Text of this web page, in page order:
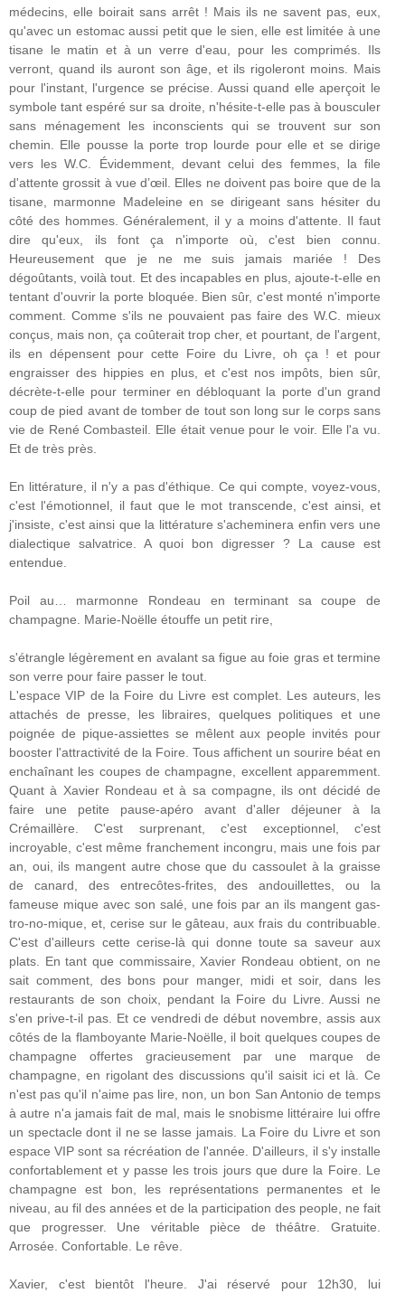
médecins, elle boirait sans arrêt ! Mais ils ne savent pas, eux,
qu'avec un estomac aussi petit que le sien, elle est limitée à une
tisane le matin et à un verre d'eau, pour les comprimés. Ils
verront, quand ils auront son âge, et ils rigoleront moins. Mais
pour l'instant, l'urgence se précise. Aussi quand elle aperçoit le
symbole tant espéré sur sa droite, n'hésite-t-elle pas à bousculer
sans ménagement les inconscients qui se trouvent sur son
chemin. Elle pousse la porte trop lourde pour elle et se dirige
vers les W.C. Évidemment, devant celui des femmes, la file
d'attente grossit à vue d’œil. Elles ne doivent pas boire que de la
tisane, marmonne Madeleine en se dirigeant sans hésiter du
côté des hommes. Généralement, il y a moins d'attente. Il faut
dire qu'eux, ils font ça n'importe où, c'est bien connu.
Heureusement que je ne me suis jamais mariée ! Des
dégoûtants, voilà tout. Et des incapables en plus, ajoute-t-elle en
tentant d'ouvrir la porte bloquée. Bien sûr, c'est monté n'importe
comment. Comme s'ils ne pouvaient pas faire des W.C. mieux
conçus, mais non, ça coûterait trop cher, et pourtant, de l'argent,
ils en dépensent pour cette Foire du Livre, oh ça ! et pour
engraisser des hippies en plus, et c'est nos impôts, bien sûr,
décrète-t-elle pour terminer en débloquant la porte d'un grand
coup de pied avant de tomber de tout son long sur le corps sans
vie de René Combasteil. Elle était venue pour le voir. Elle l'a vu.
Et de très près.
En littérature, il n'y a pas d'éthique. Ce qui compte, voyez-vous,
c'est l'émotionnel, il faut que le mot transcende, c'est ainsi, et
j'insiste, c'est ainsi que la littérature s'acheminera enfin vers une
dialectique salvatrice. A quoi bon digresser ? La cause est
entendue.
Poil au… marmonne Rondeau en terminant sa coupe de
champagne. Marie-Noëlle étouffe un petit rire,
s'étrangle légèrement en avalant sa figue au foie gras et termine
son verre pour faire passer le tout.
L'espace VIP de la Foire du Livre est complet. Les auteurs, les
attachés de presse, les libraires, quelques politiques et une
poignée de pique-assiettes se mêlent aux people invités pour
booster l'attractivité de la Foire. Tous affichent un sourire béat en
enchaînant les coupes de champagne, excellent apparemment.
Quant à Xavier Rondeau et à sa compagne, ils ont décidé de
faire une petite pause-apéro avant d'aller déjeuner à la
Crémaillère. C'est surprenant, c'est exceptionnel, c'est
incroyable, c'est même franchement incongru, mais une fois par
an, oui, ils mangent autre chose que du cassoulet à la graisse
de canard, des entrecôtes-frites, des andouillettes, ou la
fameuse mique avec son salé, une fois par an ils mangent gas-
tro-no-mique, et, cerise sur le gâteau, aux frais du contribuable.
C'est d'ailleurs cette cerise-là qui donne toute sa saveur aux
plats. En tant que commissaire, Xavier Rondeau obtient, on ne
sait comment, des bons pour manger, midi et soir, dans les
restaurants de son choix, pendant la Foire du Livre. Aussi ne
s'en prive-t-il pas. Et ce vendredi de début novembre, assis aux
côtés de la flamboyante Marie-Noëlle, il boit quelques coupes de
champagne offertes gracieusement par une marque de
champagne, en rigolant des discussions qu'il saisit ici et là. Ce
n'est pas qu'il n'aime pas lire, non, un bon San Antonio de temps
à autre n'a jamais fait de mal, mais le snobisme littéraire lui offre
un spectacle dont il ne se lasse jamais. La Foire du Livre et son
espace VIP sont sa récréation de l'année. D'ailleurs, il s'y installe
confortablement et y passe les trois jours que dure la Foire. Le
champagne est bon, les représentations permanentes et le
niveau, au fil des années et de la participation des people, ne fait
que progresser. Une véritable pièce de théâtre. Gratuite.
Arrosée. Confortable. Le rêve.
Xavier, c'est bientôt l'heure. J'ai réservé pour 12h30, lui